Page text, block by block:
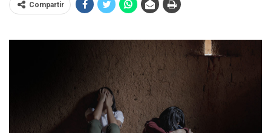
Compartir